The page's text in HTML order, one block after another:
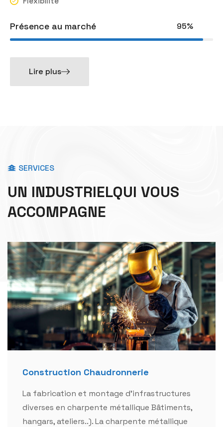
Présence au marché 95%
Lire plus
SERVICES
UN INDUSTRIELQUI VOUS
ACCOMPAGNE
Construction Chaudronnerie
La fabrication et montage d'infrastructures
diverses en charpente métallique Bâtiments,
hangars, ateliers..). La charpente métallique